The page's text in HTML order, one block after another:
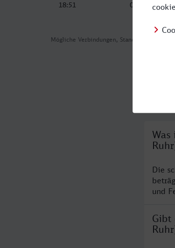
Mögliche Verbindungen, Stand: 2026-08-04
18:51
00:14
Die
und
Gibt